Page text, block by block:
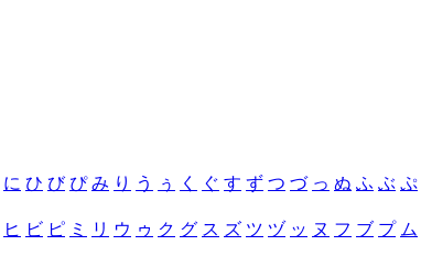
に ひ び ぴ み り う ぅ く ぐ す ず つ づ っ ぬ ふ ぶ ぷ
ヒ ビ ピ ミ リ ウ ゥ ク グ ス ズ ツ ヅ ッ ヌ フ ブ プ ム